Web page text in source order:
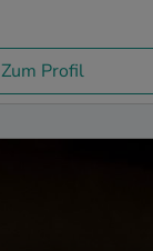
Zum Profil